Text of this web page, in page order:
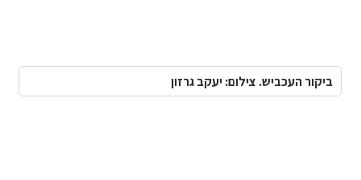
ביקור העכביש. צילום: יעקב גרזון